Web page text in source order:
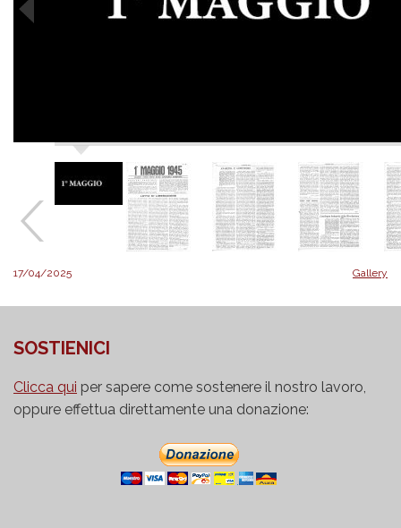
17/04/2025 Gallery
SOSTIENICI
Clicca qui per sapere come sostenere il nostro lavoro,
oppure effettua direttamente una donazione: